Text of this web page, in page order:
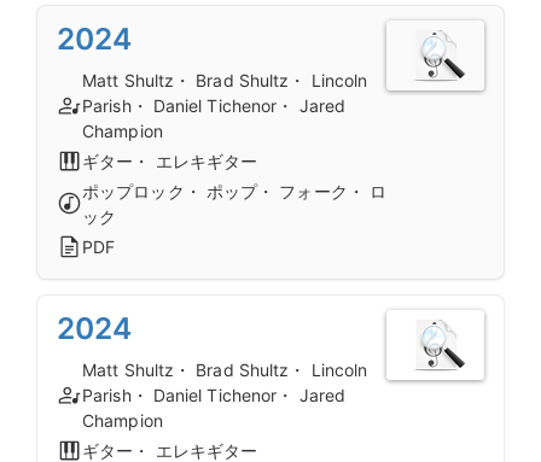
2024
Matt Shultz・ Brad Shultz・ Lincoln
Parish・ Daniel Tichenor・ Jared
Champion
ギター・ エレキギター
ポップロック・ ポップ・ フォーク・ ロ
ック
PDF
2024
Matt Shultz・ Brad Shultz・ Lincoln
Parish・ Daniel Tichenor・ Jared
Champion
ギター・ エレキギター